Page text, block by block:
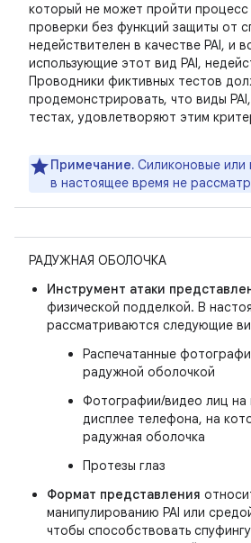
который не может пройти процесс
проверки без функций защиты от
недействителен в качестве PAI, и
использующие этот вид PAI,
Проводники фиктивных тестов
продемонстрировать, что виды
тестах, удовлетворяют этим
Примечание. Силиконовые или
в настоящее время не
РАДУЖНАЯ ОБОЛОЧКА
Инструмент атаки
физической подделкой. В
рассматриваются следующие
Распечатанные
радужной оболочкой
Фотографии/видео лиц на
дисплее телефона, на
радужная оболочка
Протезы глаз
Формат представления
манипулированию PAI или
чтобы способствовать